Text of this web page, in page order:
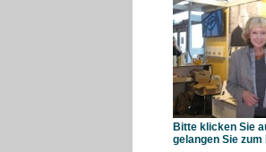
Bitte klicken Sie
gelangen Sie